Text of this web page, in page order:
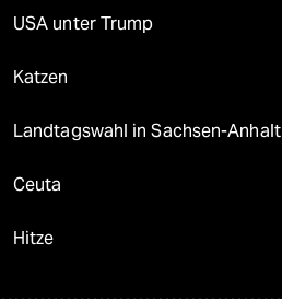
USA unter Trump
Katzen
Landtagswahl in Sachsen-Anhalt
Ceuta
Hitze